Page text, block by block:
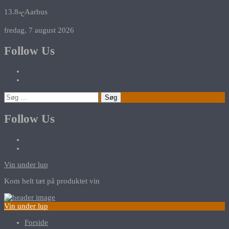
13.8℃Aarhus
fredag, 7 august 2026
Follow Us
Søg
efter:
Follow Us
Vin under lup
Kom helt tæt på produktet vin
Vin under lup
Forside